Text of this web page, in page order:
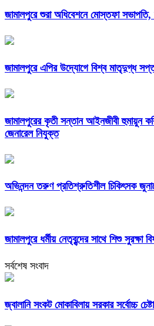
জামালপুরে শুরা অধিবেশনে মোস্তফা সভাপতি,
জামালপুরে এপির উদ্যোগে বিশ্ব মাতৃদুগ্ধ
জামালপুরের কৃতী সন্তান আইনজীবী হুমায়ুন
জেনারেল নিযুক্ত
অভিনন্দন তরুণ প্রতিশ্রুতিশীল চিকিৎসক
জামালপুরে ধর্মীয় নেতৃবৃন্দের সাথে শিশু সুরক্ষা
সর্বশেষ সংবাদ
জ্বালানি সংকট মোকাবিলায় সরকার সর্বোচ্চ